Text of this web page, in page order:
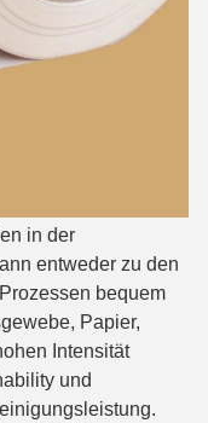
in der
entweder zu den
bequem
Papier,
Intensität
und